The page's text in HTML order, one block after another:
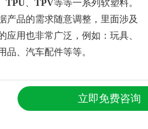
TPU TPV等等一系列软塑料。
产品的需求随意调整，里面涉及
应用也非常广泛，例如：玩具、
品、汽车配件等等。
性，高温加热以后可以挤出、注
。它具有橡胶的力学性能及应用
立即免费咨询